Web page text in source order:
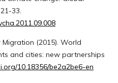
33.
(2015). World
and cities: new partnerships
10.18356/be2a2be6-en